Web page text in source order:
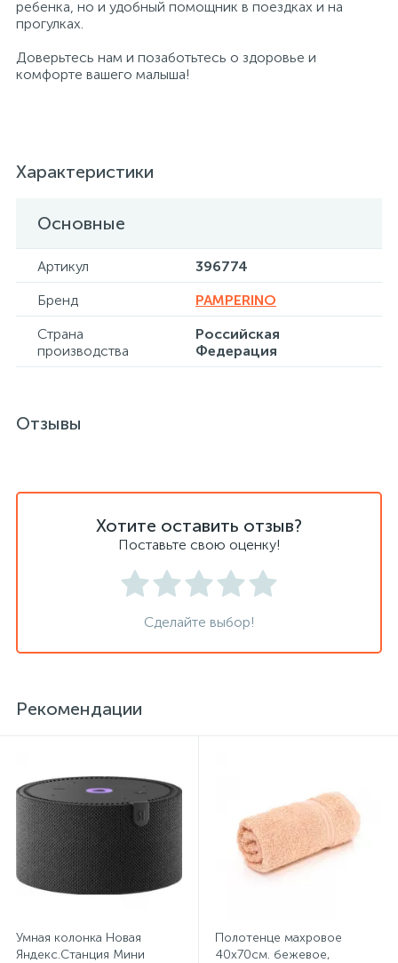
ребенка, но и удобный помощник в поездках и на
прогулках.
Доверьтесь нам и позаботьтесь о здоровье и
комфорте вашего малыша!
Характеристики
Основные
Артикул
396774
Бренд
PAMPERINO
Страна
производства
Российская
Федерация
Отзывы
Хотите оставить отзыв?
Поставьте свою оценку!
Сделайте выбор!
Рекомендации
Умная колонка Новая
Яндекс.Станция Мини
Полотенце махровое
40х70см. бежевое,
Хлорсодержащие средства
Почтовые ящики
Пюпитры
Ресепшн
Сейфы автомобильные
Сейфы взломостойкие
Сейфы мебельные
Сейфы огне-взломостойкие
Системы хранения
Стеллажи